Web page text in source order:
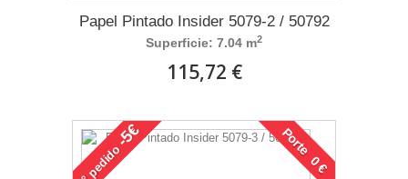
Papel Pintado Insider 5079-2 / 50792
Superficie: 7.04 m2
115,72 €
pedido
-5€ Porte 0 €